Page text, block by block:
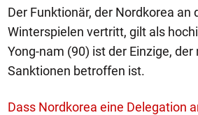
Der Funktionär, der Nordkorea an
Winterspielen vertritt, gilt als
Yong-nam (90) ist der Einzige, der
Sanktionen betroffen ist.
Dass Nordkorea eine Delegation